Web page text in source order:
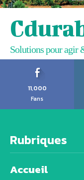
Solutions pour agir
11,000
Fans
Rubriques
Accueil